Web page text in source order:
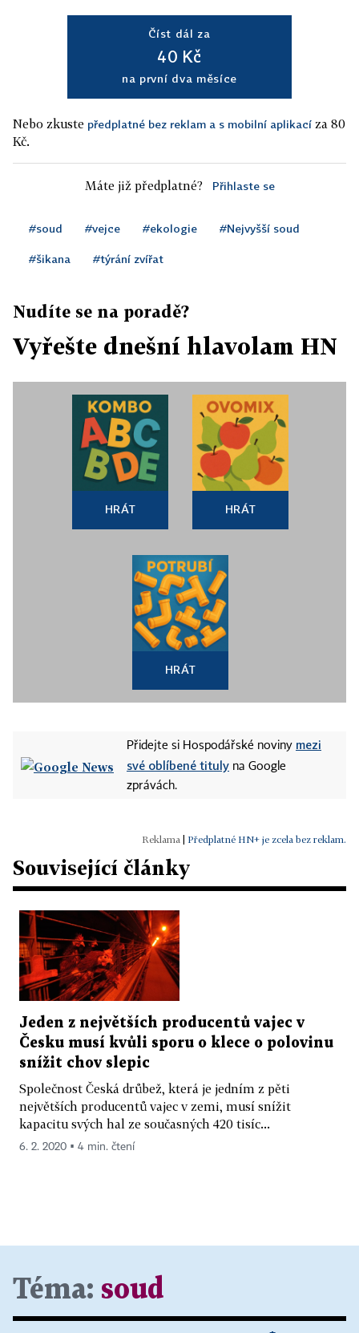
Číst dál za
40 Kč
na první dva měsíce
Nebo zkuste předplatné bez reklam a s mobilní aplikací za 80
Kč.
Máte již předplatné? Přihlaste se
#soud #vejce #ekologie #Nejvyšší soud
#šikana #týrání zvířat
Nudíte se na poradě?
Vyřešte dnešní hlavolam HN
HRÁT HRÁT
HRÁT
Přidejte si Hospodářské noviny mezi
své oblíbené tituly na Google
zprávách.
Předplatné HN+ je zcela bez reklam.
Související články
Jeden z největších producentů vajec v
Česku musí kvůli sporu o klece o polovinu
snížit chov slepic
Společnost Česká drůbež, která je jedním z pěti
největších producentů vajec v zemi, musí snížit
kapacitu svých hal ze současných 420 tisíc...
6. 2. 2020 ▪ 4 min. čtení
Téma: soud